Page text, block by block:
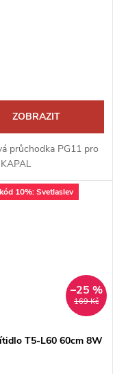
ZOBRAZIT
průchodka PG11 pro
10%: Svetlaslev
169 Kč
–25 %
T5-L60 60cm 8W